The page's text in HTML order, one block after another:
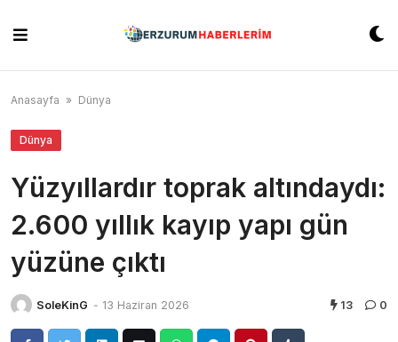
content
Anasayfa » Dünya
Dünya
Yüzyıllardır toprak altındaydı:
2.600 yıllık kayıp yapı gün
yüzüne çıktı
SoleKinG - 13 Haziran 2026 13 0